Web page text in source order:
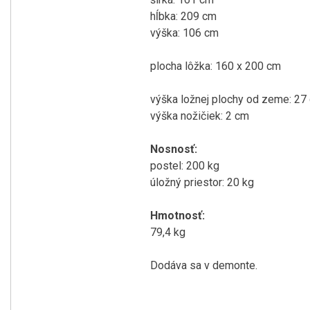
hĺbka: 209 cm
výška: 106 cm
plocha lôžka: 160 x 200 cm
výška ložnej plochy od zeme: 27
výška nožičiek: 2 cm
Nosnosť:
postel: 200 kg
úložný priestor: 20 kg
Hmotnosť:
79,4 kg
Dodáva sa v demonte.